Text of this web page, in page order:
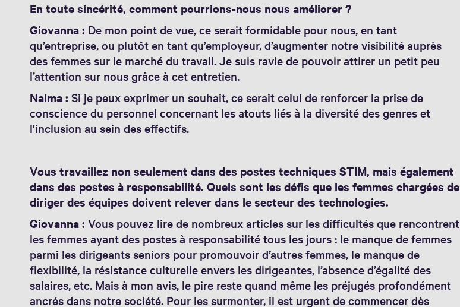
En toute sincérité, comment pourrions-nous nous améliorer ?
Giovanna : De mon point de vue, ce serait formidable pour nous, en tant
qu’entreprise, ou plutôt en tant qu’employeur, d’augmenter notre visibilité auprès
des femmes sur le marché du travail. Je suis ravie de pouvoir attirer un petit peu
l’attention sur nous grâce à cet entretien.
Naima :Si je peux exprimer un souhait, ce serait celui de renforcer la prise de
conscience du personnel concernant les atouts liés à la diversité des genres et
l'inclusion au sein des effectifs.
Vous travaillez non seulement dans des postes techniques STIM, mais également
dans des postes à responsabilité. Quels sont les défis que les femmes chargées de
diriger des équipes doivent relever dans le secteur des technologies.
Giovanna :Vous pouvez lire de nombreux articles sur les difficultés que rencontrent
les femmes ayant des postes à responsabilité tous les jours : le manque de femmes
parmi les dirigeants seniors pour promouvoir d’autres femmes, le manque de
flexibilité, la résistance culturelle envers les dirigeantes, l’absence d’égalité des
salaires, etc. Mais à mon avis, le pire reste quand même les préjugés profondément
ancrés dans notre société. Pour les surmonter, il est urgent de commencer dès